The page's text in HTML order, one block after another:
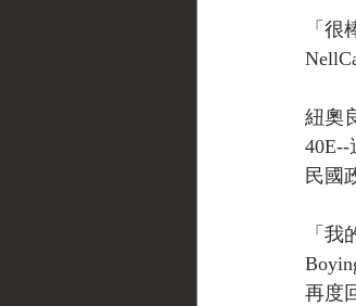
「
紐奧
民國
「
再度